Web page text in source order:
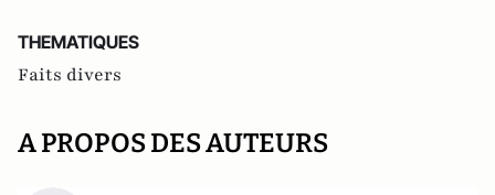
THEMATIQUES
Faits divers
A PROPOS DES AUTEURS